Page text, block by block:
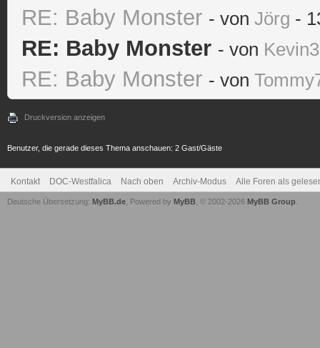
RE: Baby Monster - von Jörg -
RE: Baby Monster - von
RE: Baby Monster - von
Druckversion anzeigen
Benutzer, die gerade dieses Thema anschauen: 2 Gast/Gäste
Kontakt DOC-Westfalica Nach oben Archiv-Modus Alle Foren als
Deutsche Übersetzung: MyBB.de , Powered by MyBB , © 2002-2026 MyBB Group